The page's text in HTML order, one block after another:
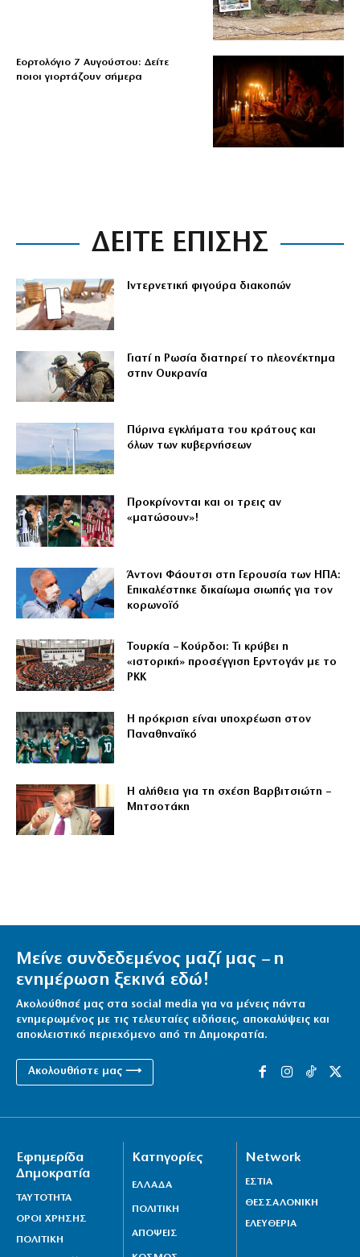
Εορτολόγιο 7 Αυγούστου: Δείτε
ποιοι γιορτάζουν σήμερα
ΔΕΙΤΕ ΕΠΙΣΗΣ
Ιντερνετική φιγούρα διακοπών
Γιατί η Ρωσία διατηρεί το πλεονέκτημα
στην Ουκρανία
Πύρινα εγκλήματα του κράτους και
όλων των κυβερνήσεων
Προκρίνονται και οι τρεις αν
«ματώσουν»!
Άντονι Φάουτσι στη Γερουσία των ΗΠΑ:
Επικαλέστηκε δικαίωμα σιωπής για τον
κορωνοϊό
Τουρκία – Κούρδοι: Τι κρύβει η
«ιστορική» προσέγγιση Ερντογάν με το
PKK
Η πρόκριση είναι υποχρέωση στον
Παναθηναϊκό
Η αλήθεια για τη σχέση Βαρβιτσιώτη –
Μητσοτάκη
Μείνε συνδεδεμένος μαζί μας – η
ενημέρωση ξεκινά εδώ!
Ακολούθησέ μας στα social media για να μένεις πάντα
ενημερωμένος με τις τελευταίες ειδήσεις, αποκαλύψεις και
αποκλειστικό περιεχόμενο από τη Δημοκρατία.
Ακολουθήστε μας ⟶
Εφημερίδα
Δημοκρατία
ΤΑΥΤΟΤΗΤΑ
ΟΡΟΙ ΧΡΗΣΗΣ
ΠΟΛΙΤΙΚΗ
Κατηγορίες
ΕΛΛΑΔΑ
ΠΟΛΙΤΙΚΗ
ΑΠΟΨΕΙΣ
Network
ΕΣΤΙΑ
ΘΕΣΣΑΛΟΝΙΚΗ
ΕΛΕΥΘΕΡΙΑ